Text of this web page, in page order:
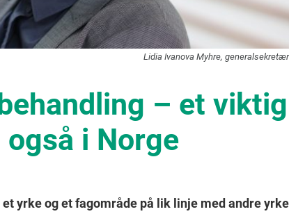
Lidia Ivanova Myhre,
– et viktig
i Norge
yrke og et fagområde på lik linje med andre